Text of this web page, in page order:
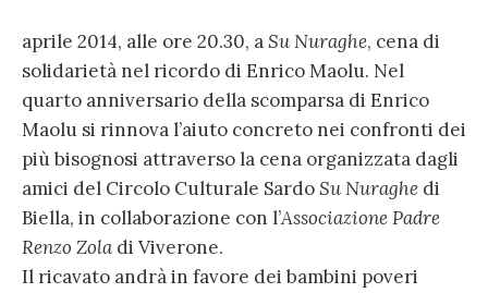
aprile 2014, alle ore 20.30, aSu Nuraghe, cena di
solidarietà nel ricordo di Enrico Maolu. Nel
quarto anniversario della scomparsa di Enrico
Maolu si rinnova l’aiuto concreto nei confronti dei
più bisognosi attraverso la cena organizzata dagli
amici del Circolo Culturale SardoSu Nuraghe di
Biella, in collaborazione con l’Associazione Padre
Renzo Zola di Viverone.
Il ricavato andrà in favore dei bambini poveri